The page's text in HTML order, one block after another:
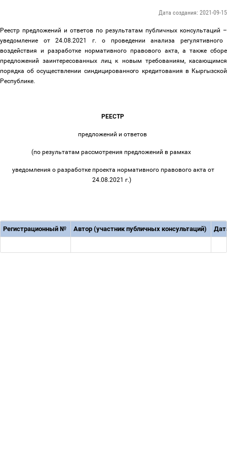
Дата создания: 2021-09-15
Реестр предложений и ответов по результатам публичных консультаций –
уведомление от 24.08.2021 г. о проведении анализа регулятивного
воздействия и разработке нормативного правового акта, а также сборе
предложений заинтересованных лиц к новым требованиям, касающимся
порядка об осуществлении синдицированного кредитования в Кыргызской
Республике.
РЕЕСТР
предложений и ответов
(по результатам рассмотрения предложений в рамках
уведомления о разработке проекта нормативного правового акта от
24.08.2021 г.)
Регистрационный № Автор (участник публичных консультаций)